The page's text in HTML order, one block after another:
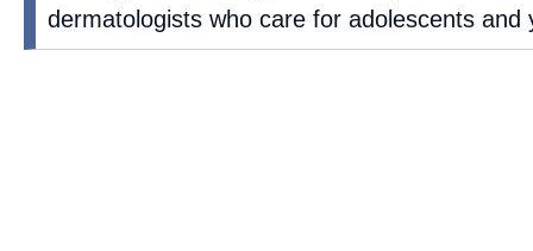
dermatologists who care for adolescents and